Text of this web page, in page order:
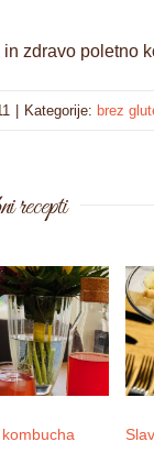
in zdravo poletno
Kategorije: brez
recepti